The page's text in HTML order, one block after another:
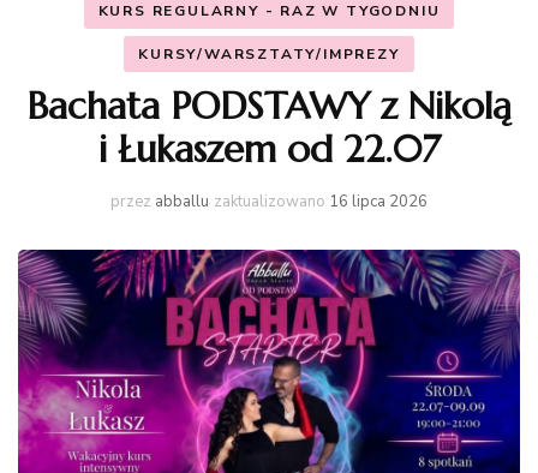
KURS REGULARNY - RAZ W TYGODNIU
KURSY/WARSZTATY/IMPREZY
Bachata PODSTAWY z Nikolą
i Łukaszem od 22.07
przez abballu zaktualizowano 16 lipca 2026